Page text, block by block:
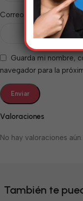
Valoraciones
No hay valoraciones aún.
Correo electrónico*
Guarda mi nombre,
navegador para la
También te